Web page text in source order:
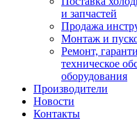
и запчастей
Продажа
Монтаж и
Ремонт,
техническое
оборудования
Производители
Новости
Контакты